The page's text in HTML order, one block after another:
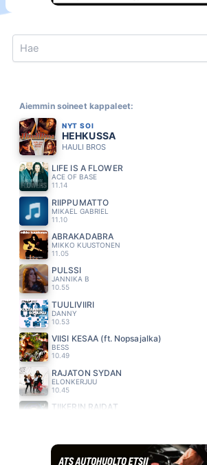
Search
Aiemmin soineet kappaleet:
NYT SOI
HEHKUSSA
HAULI BROS
LIFE IS A FLOWER
ACE OF BASE
11.14
RIIPPUMATTO
MIKAEL GABRIEL
11.10
ABRAKADABRA
MIKKO KUUSTONEN
11.05
PULSSI
JANNIKA B
10.55
TUULIVIIRI
DANNY
10.53
VIISI KESÄÄ (ft. Nopsajalka)
BESS
10.49
RAJATON SYDAN
ELONKERJUU
10.45
TIIKERIN RAIDAT
PAUL ANKA
10.37